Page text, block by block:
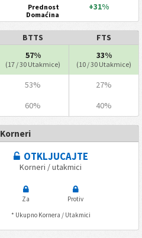
Prednost
Domaćina
+31%
BTTS FTS
57%
(17 / 30 Utakmice)
33%
(10 / 30 Utakmice)
53% 27%
60% 40%
Korneri
OTKLJUCAJTE
Korneri / utakmici
Za
Protiv
* Ukupno Kornera / Utakmici